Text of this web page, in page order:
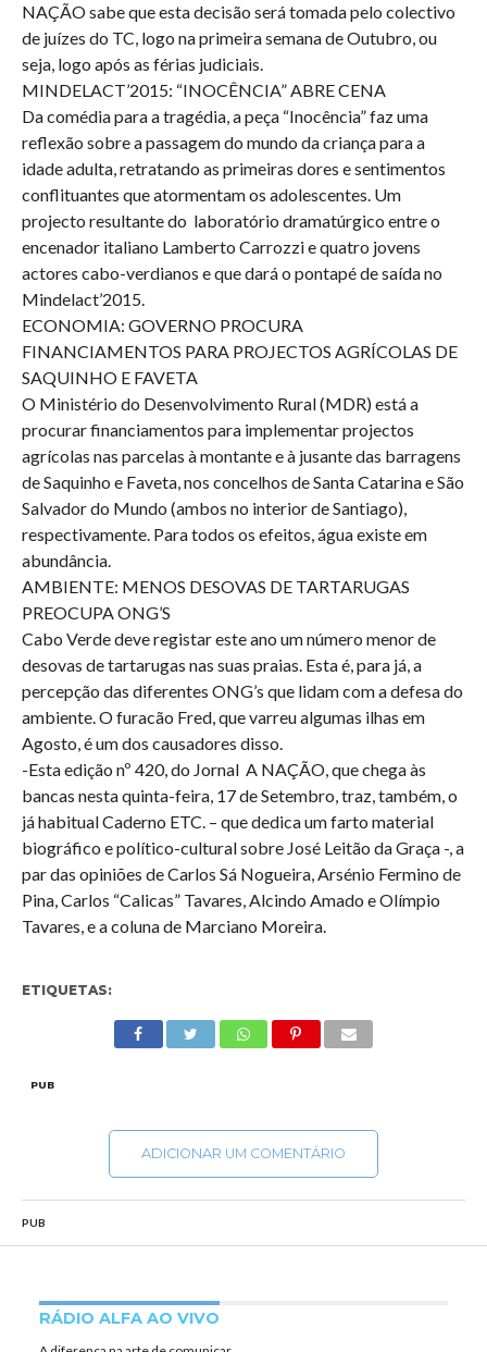
NAÇÃO sabe que esta decisão será tomada pelo colectivo
de juízes do TC, logo na primeira semana de Outubro, ou
seja, logo após as férias judiciais.
MINDELACT’2015: “INOCÊNCIA” ABRE CENA
Da comédia para a tragédia, a peça “Inocência” faz uma
reflexão sobre a passagem do mundo da criança para a
idade adulta, retratando as primeiras dores e sentimentos
conflituantes que atormentam os adolescentes. Um
projecto resultante do laboratório dramatúrgico entre o
encenador italiano Lamberto Carrozzi e quatro jovens
actores cabo-verdianos e que dará o pontapé de saída no
Mindelact’2015.
ECONOMIA: GOVERNO PROCURA
FINANCIAMENTOS PARA PROJECTOS AGRÍCOLAS DE
SAQUINHO E FAVETA
O Ministério do Desenvolvimento Rural (MDR) está a
procurar financiamentos para implementar projectos
agrícolas nas parcelas à montante e à jusante das barragens
de Saquinho e Faveta, nos concelhos de Santa Catarina e São
Salvador do Mundo (ambos no interior de Santiago),
respectivamente. Para todos os efeitos, água existe em
abundância.
AMBIENTE: MENOS DESOVAS DE TARTARUGAS
PREOCUPA ONG’S
Cabo Verde deve registar este ano um número menor de
desovas de tartarugas nas suas praias. Esta é, para já, a
percepção das diferentes ONG’s que lidam com a defesa do
ambiente. O furacão Fred, que varreu algumas ilhas em
Agosto, é um dos causadores disso.
-Esta edição nº 420, do Jornal A NAÇÃO, que chega às
bancas nesta quinta-feira, 17 de Setembro, traz, também, o
já habitual Caderno ETC. – que dedica um farto material
biográfico e político-cultural sobre José Leitão da Graça -, a
par das opiniões de Carlos Sá Nogueira, Arsénio Fermino de
Pina, Carlos “Calicas” Tavares, Alcindo Amado e Olímpio
Tavares, e a coluna de Marciano Moreira.
ETIQUETAS:
PUB
ADICIONAR UM COMENTÁRIO
PUB
RÁDIO ALFA AO VIVO